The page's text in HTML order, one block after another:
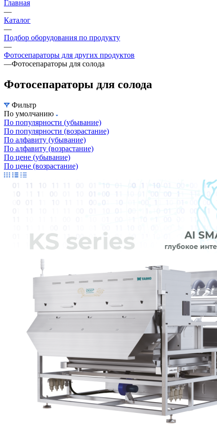
Главная
—
Каталог
—
Подбор оборудования по продукту
—
Фотосепараторы для других продуктов
—Фотосепараторы для солода
Фотосепараторы для солода
Фильтр
По умолчанию
По популярности (убывание)
По популярности (возрастание)
По алфавиту (убывание)
По алфавиту (возрастание)
По цене (убывание)
По цене (возрастание)